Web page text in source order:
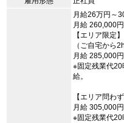
月給26万円～
月給 260,000
【エリア限定】
（ご自宅から
月給 285,000
※固定残業代
給。
【エリア問わ
月給 305,000
※固定残業代